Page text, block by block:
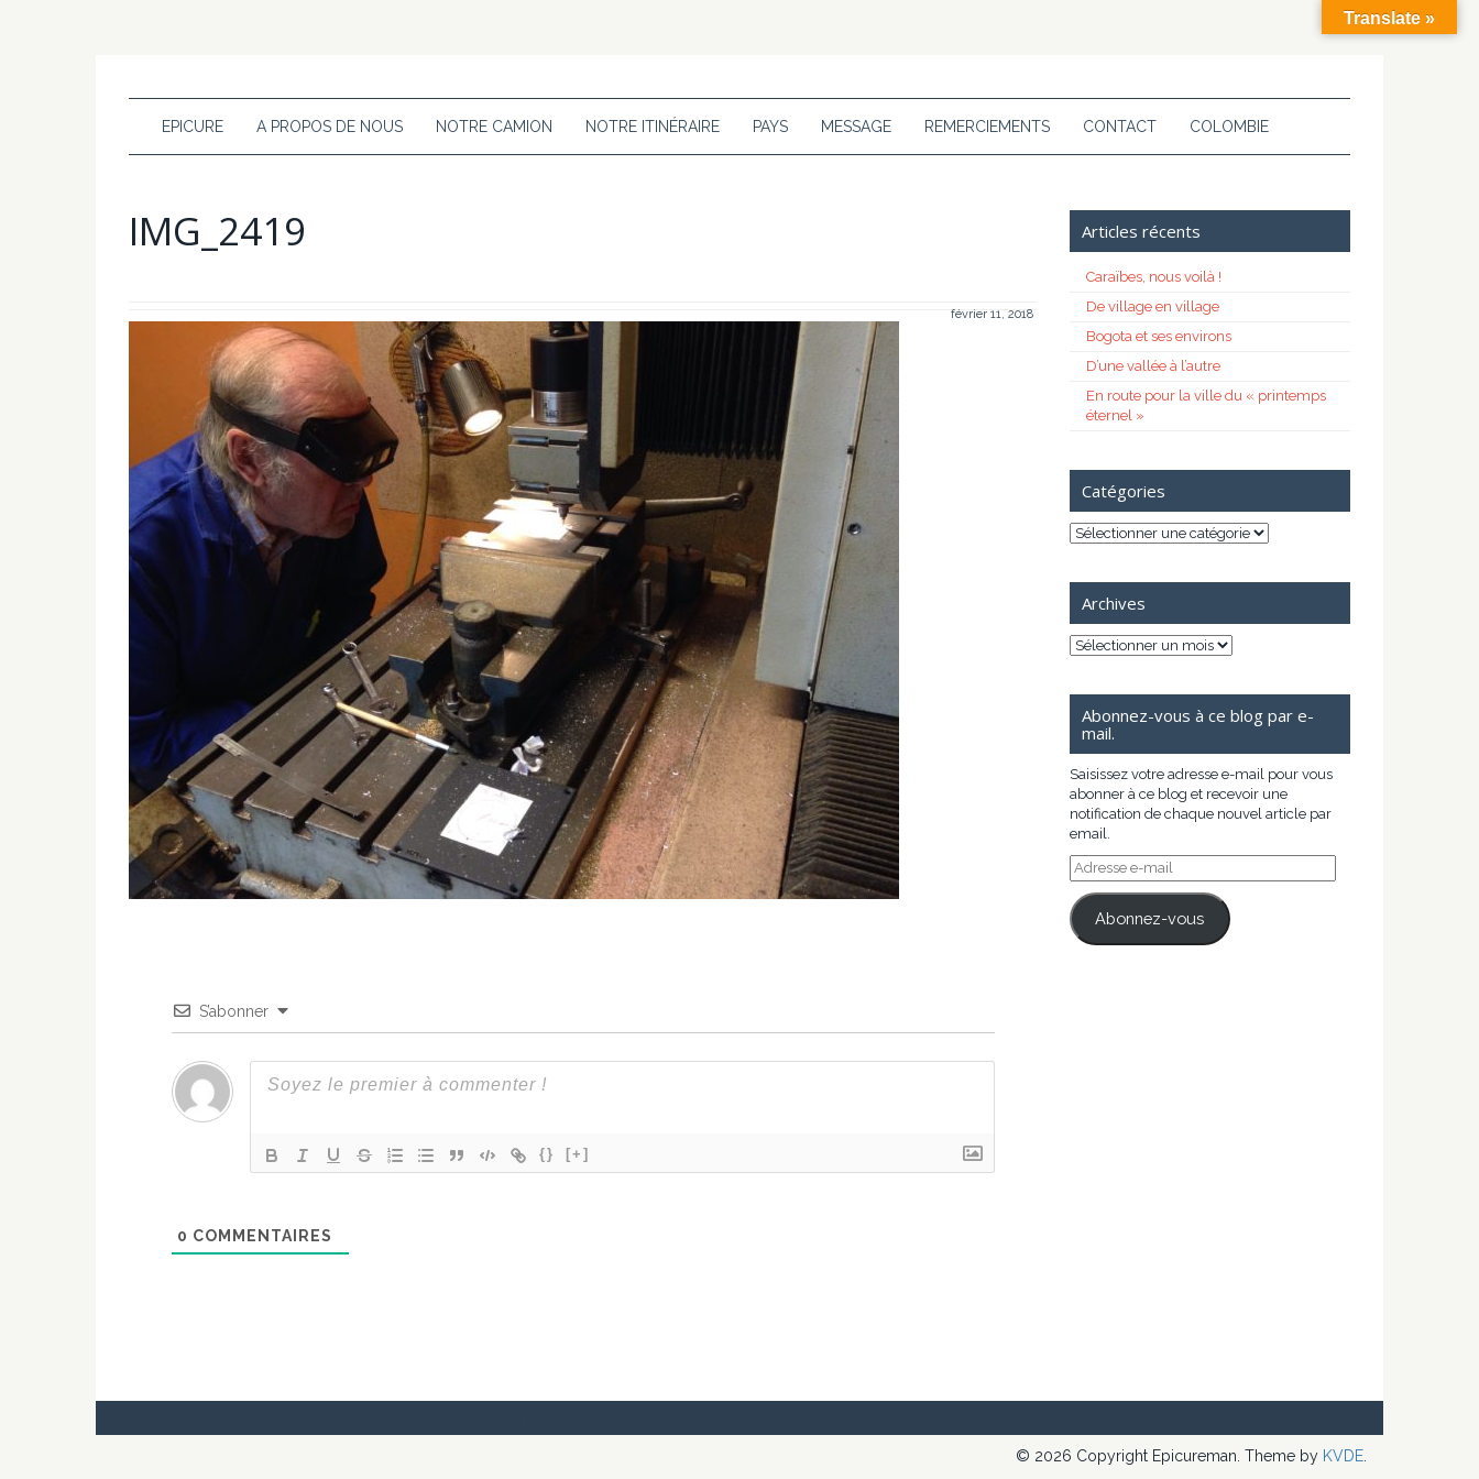
EPICURE A PROPOS DE NOUS NOTRE CAMION NOTRE ITINÉRAIRE PAYS MESSAGE REMERCIEMENTS CONTACT COLOMBIE
IMG_2419
février 11, 2018
S’abonner
{} [+]
0 COMMENTAIRES
Articles récents
Caraïbes, nous voilà !
De village en village
Bogota et ses environs
D’une vallée à l’autre
En route pour la ville du « printemps
éternel »
Catégories
Catégories
Archives
Archives
Abonnez-vous à ce blog par e-
mail.
Saisissez votre adresse e-mail pour vous
abonner à ce blog et recevoir une
notification de chaque nouvel article par
email.
Adresse
e-
mail
Abonnez-vous
© 2026 Copyright Epicureman. Theme by KVDE
Translate »